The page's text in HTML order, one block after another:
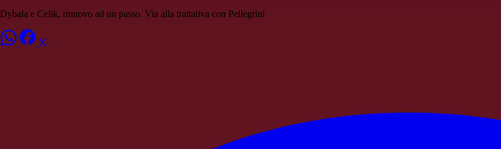
Dybala e Celik, rinnovo ad un passo. Via alla trattativa con Pellegrini